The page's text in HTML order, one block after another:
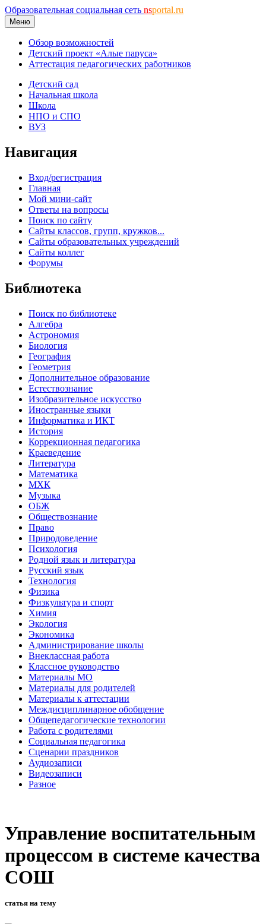
Образовательная социальная сеть nsportal.ru
Меню
Обзор возможностей
Детский проект «Алые паруса»
Аттестация педагогических работников
Детский сад
Начальная школа
Школа
НПО и СПО
ВУЗ
Навигация
Вход/регистрация
Главная
Мой мини-сайт
Ответы на вопросы
Поиск по сайту
Сайты классов, групп, кружков...
Сайты образовательных учреждений
Сайты коллег
Форумы
Библиотека
Поиск по библиотеке
Алгебра
Астрономия
Биология
География
Геометрия
Дополнительное образование
Естествознание
Изобразительное искусство
Иностранные языки
Информатика и ИКТ
История
Коррекционная педагогика
Краеведение
Литература
Математика
МХК
Музыка
ОБЖ
Обществознание
Право
Природоведение
Психология
Родной язык и литература
Русский язык
Технология
Физика
Физкультура и спорт
Химия
Экология
Экономика
Администрирование школы
Внеклассная работа
Классное руководство
Материалы МО
Материалы для родителей
Материалы к аттестации
Междисциплинарное обобщение
Общепедагогические технологии
Работа с родителями
Социальная педагогика
Сценарии праздников
Аудиозаписи
Видеозаписи
Разное
Управление воспитательным
процессом в системе качества
СОШ
статья на тему